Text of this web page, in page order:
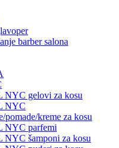
barber salona
gelovi za kosu
NYC
pomade/kreme za kosu
NYC parfemi
šamponi za kosu